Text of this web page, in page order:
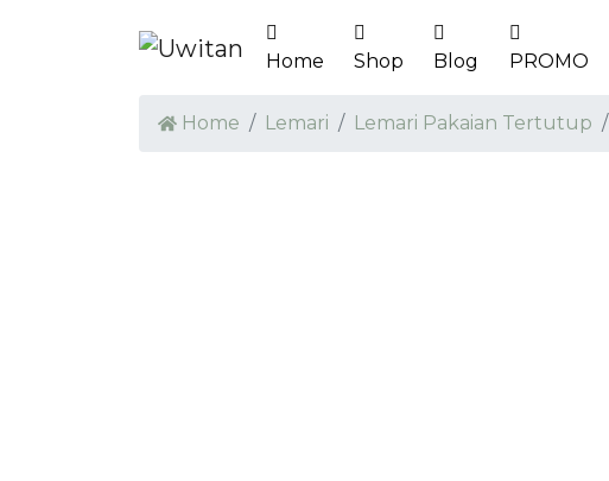
Home Shop Blog PROMO
Home Lemari Lemari Pakaian Tertutup